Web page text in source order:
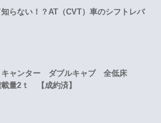
知らない！？AT（CVT）車のシフトレバ
ャンター ダブルキャブ 全低床
量2ｔ 【成約済】